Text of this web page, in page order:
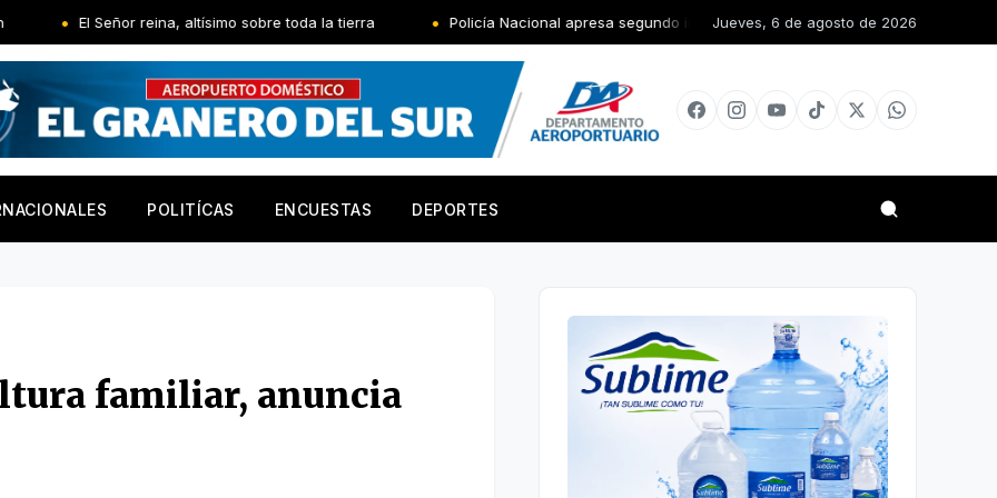
reina, altísimo sobre toda la tierra Policía Nacional apresa segundo implicado en robo de RD$15 mil y mercancías de una
Jueves, 6 de agosto de 2026
POLITÍCAS ENCUESTAS DEPORTES
familiar, anuncia